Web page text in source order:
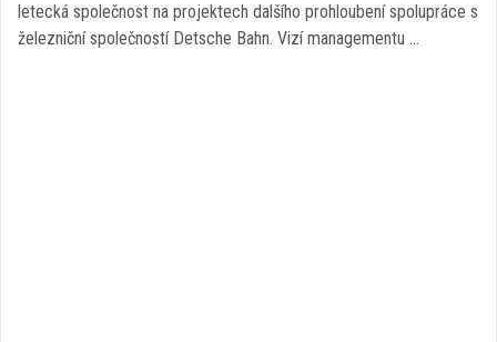
letecká společnost na projektech dalšího prohloubení spolupráce s
železniční společností Detsche Bahn. Vizí managementu …